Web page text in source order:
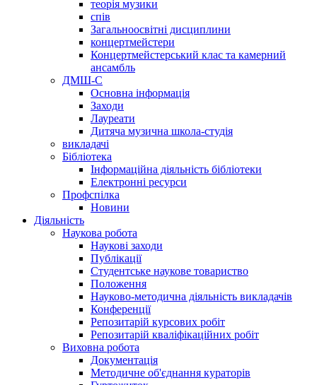
теорія музики
спів
Загальноосвітні дисциплини
концертмейстери
Концертмейстерський клас та камерний
ансамбль
ДМШ-С
Основна інформація
Заходи
Лауреати
Дитяча музична школа-студія
викладачі
Бібліотека
Інформаційна діяльність бібліотеки
Електронні ресурси
Профспілка
Новини
Діяльність
Наукова робота
Наукові заходи
Публікації
Студентське наукове товариство
Положення
Науково-методична діяльність викладачів
Конференції
Репозитарій курсових робіт
Репозитарій кваліфікаційних робіт
Виховна робота
Документація
Методичне об'єднання кураторів